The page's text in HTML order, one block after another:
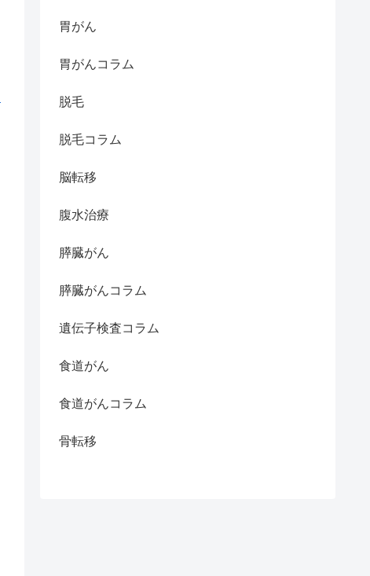
胃がん
胃がんコラム
脱毛
脱毛コラム
脳転移
腹水治療
膵臓がん
膵臓がんコラム
遺伝子検査コラム
食道がん
食道がんコラム
骨転移